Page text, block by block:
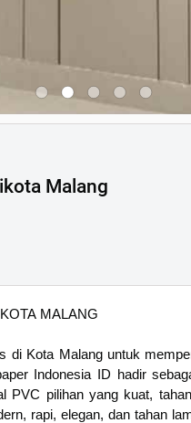
Malang
MALANG
di Kota Malang untuk
Indonesia ID hadir
PVC pilihan yang kuat,
rapi, elegan, dan tahan